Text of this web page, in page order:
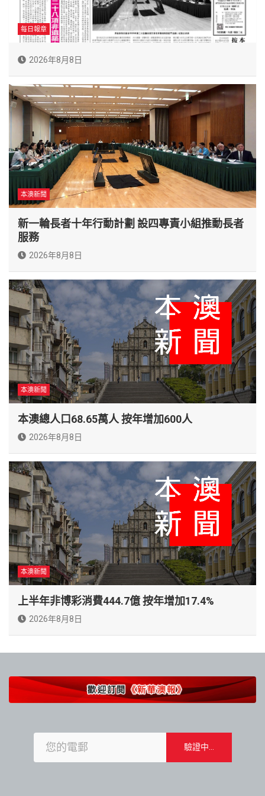
每日報章
2026年8月8日
本澳新聞
新一輪長者十年行動計劃 設四專責小組推動長者
服務
2026年8月8日
本澳新聞
本澳總人口68.65萬人 按年增加600人
2026年8月8日
本澳新聞
上半年非博彩消費444.7億 按年增加17.4%
2026年8月8日